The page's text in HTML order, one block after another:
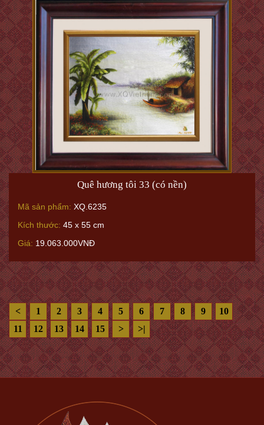
Quê hương tôi 33 (có nền)
Mã sản phẩm: XQ.6235
Kích thước: 45 x 55 cm
Giá: 19.063.000VNĐ
< 1 2 3 4 5 6 7 8 9
10
11
12 13 14 15 > >|